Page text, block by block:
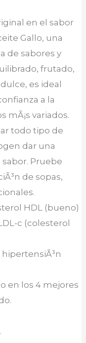
en el sabor
Gallo, una
de sabores y
frutado,
es ideal
a la
mÃ¡s variados.
todo tipo de
dar una
Pruebe
de sopas,
HDL (bueno)
c (colesterol
en los 4 mejores